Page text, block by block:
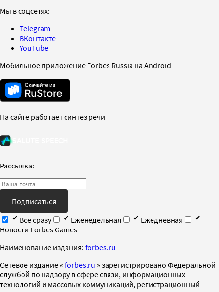
Мы в соцсетях:
Telegram
ВКонтакте
YouTube
Мобильное приложение Forbes Russia на Android
На сайте работает синтез речи
Рассылка:
Подписаться
Все сразу
Еженедельная
Ежедневная
Новости Forbes Games
Наименование издания: forbes.ru
Cетевое издание « forbes.ru » зарегистрировано Федеральной
службой по надзору в сфере связи, информационных
технологий и массовых коммуникаций, регистрационный